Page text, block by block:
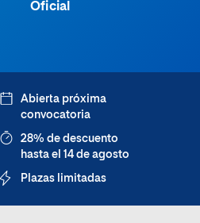
Oficial
Abierta próxima
convocatoria
28% de descuento
hasta el 14 de agosto
Plazas limitadas